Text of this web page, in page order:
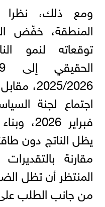
ومع ذلك، نظرا
المنطقة، خفّض
توقعاته لنمو
اجتماع لجنة
فبراير
يظل الناتج دون
مقارنة
المنتظر أن تظل
من جانب الطلب